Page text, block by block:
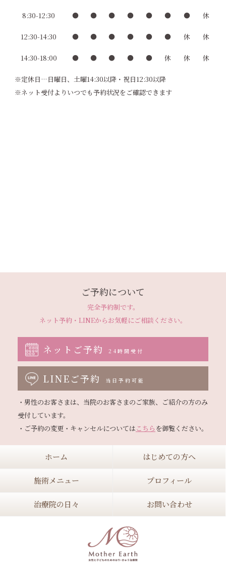
8:30-12:30 ● ● ● ● ● ● ● 休
12:30-14:30 ● ● ● ● ● ● 休 休
14:30-18:00 ● ● ● ● ● 休 休 休
※定休日…日曜日、土曜14:30以降・祝日12:30以降
※ネット受付よりいつでも予約状況をご確認できます
ご予約について
完全予約制です。
ネット予約・LINEからお気軽にご相談ください。
ネットご予約 24時間受付
LINEご予約 当日予約可能
・男性のお客さまは、当院のお客さまのご家族、ご紹介の方のみ
受付しています。
・ご予約の変更・キャンセルについてはこちら
ホーム はじめての方へ
施術メニュー プロフィール
治療院の日々 お問い合わせ